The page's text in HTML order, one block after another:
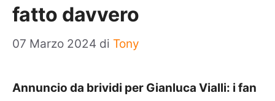
fatto davvero
07 Marzo 2024 di Tony
Annuncio da brividi per Gianluca Vialli: i fan